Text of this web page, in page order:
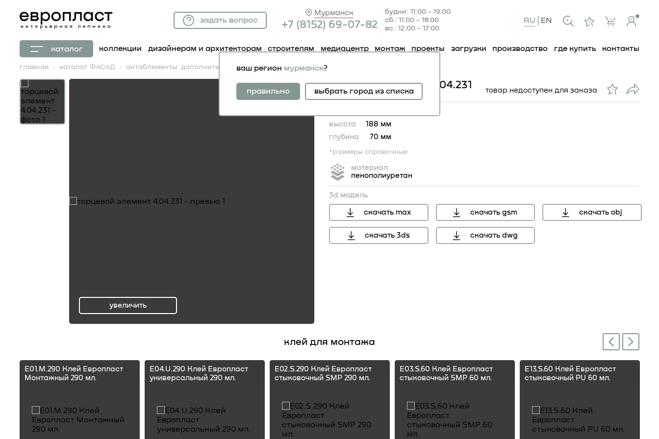
Мурманск
+7 (81 52) 69-07-82
будни: 11:00 - 19:00
сб.: 11:00 - 18:00
вс.: 12:00 - 17:00
задать вопрос RU EN
каталог коллекции дизайнерам и архитекторам строителям медиацентр монтаж проекты загрузки производство где купить контакты
ваш регион мурманск?
правильно выбрать город из списка
главная каталог ФАСАД антаблементы: дополнительные элементы фасадные торцевой элемент 4.04.231
увеличить
торцевой элемент 4.04.231 товар недоступен для заказа
высота
188 мм
глубина
70 мм
*размеры справочные
материал
пенополиуретан
3d модель
скачать max скачать gsm скачать obj
скачать 3ds скачать dwg
клей для монтажа Previous
E01.M.290 Клей Европласт
Монтажный 290 мл.
E04.U.290 Клей Европласт
универсальный 290 мл.
E02.S.290 Клей Европласт
стыковочный SMP 290 мл.
E03.S.60 Клей Европласт
стыковочный SMP 60 мл.
E13.S.60 Клей Европласт
стыковочный PU 60 мл.
Next